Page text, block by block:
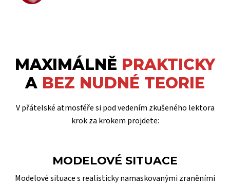
MAXIMÁLNĚ PRAKTICKY
A BEZ NUDNÉ TEORIE
V přátelské atmosféře si pod vedením zkušeného lektora
krok za krokem projdete:
MODELOVÉ SITUACE
Modelové situace s realisticky namaskovanými zraněními